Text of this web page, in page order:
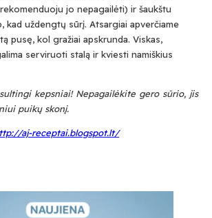
jo nepagailėti) ir šaukštu
kad uždengtų sūrį. Atsargiai apverčiame
pusę, kol gražiai apskrunda. Viskas,
serviruoti stalą ir kviesti namiškius
kepsniai! Nepagailėkite gero sūrio, jis
puikų skonį.
aj-receptai.blogspot.lt/